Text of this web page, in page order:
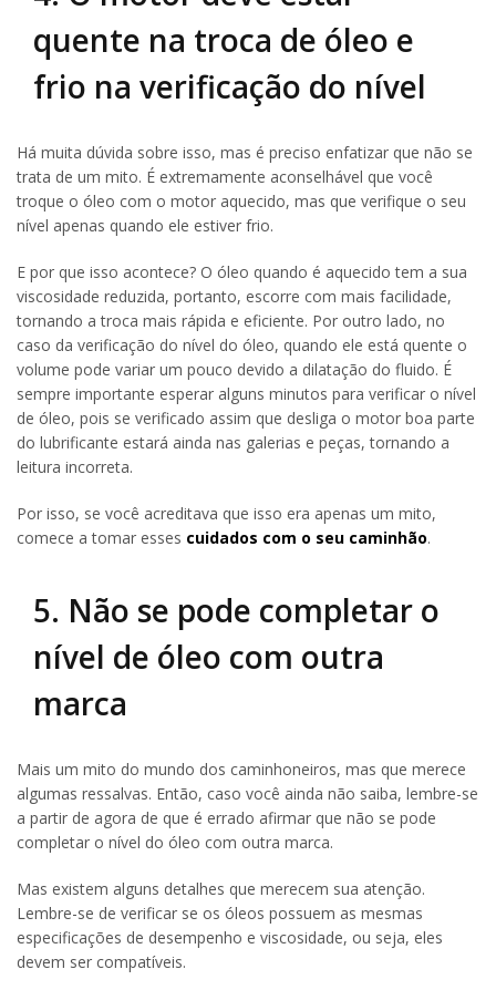
quente na troca de óleo e
frio na verificação do nível
Há muita dúvida sobre isso, mas é preciso enfatizar que não se
trata de um mito. É extremamente aconselhável que você
troque o óleo com o motor aquecido, mas que verifique o seu
nível apenas quando ele estiver frio.
E por que isso acontece? O óleo quando é aquecido tem a sua
viscosidade reduzida, portanto, escorre com mais facilidade,
tornando a troca mais rápida e eficiente. Por outro lado, no
caso da verificação do nível do óleo, quando ele está quente o
volume pode variar um pouco devido a dilatação do fluido. É
sempre importante esperar alguns minutos para verificar o nível
de óleo, pois se verificado assim que desliga o motor boa parte
do lubrificante estará ainda nas galerias e peças, tornando a
leitura incorreta.
Por isso, se você acreditava que isso era apenas um mito,
comece a tomar esses cuidados com o seu caminhão.
5. Não se pode completar o
nível de óleo com outra
marca
Mais um mito do mundo dos caminhoneiros, mas que merece
algumas ressalvas. Então, caso você ainda não saiba, lembre-se
a partir de agora de que é errado afirmar que não se pode
completar o nível do óleo com outra marca.
Mas existem alguns detalhes que merecem sua atenção.
Lembre-se de verificar se os óleos possuem as mesmas
especificações de desempenho e viscosidade, ou seja, eles
devem ser compatíveis.